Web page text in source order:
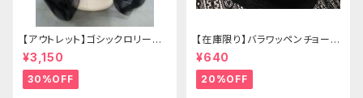
【アウトレット】ゴシックロリータ
ゴールドクラウン＆ホーン(ヴェ
ール付き)
¥3,150
30%OFF
【在庫限り】バラワッペンチョーカ
ー
¥640
20%OFF